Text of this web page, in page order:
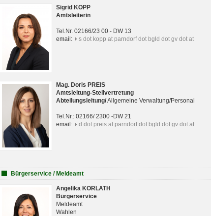
Sigrid KOPP
Amtsleiterin
Tel.Nr. 02166/23 00 - DW 13
email:
s dot kopp at parndorf dot bgld dot gv dot at
Mag. Doris PREIS
Amtsleitung-Stellvertretung
Abteilungsleitung/Allgemeine Verwaltung/Personal
Tel.Nr.: 02166/ 2300 -DW 21
email:
d dot preis at parndorf dot bgld dot gv dot at
Bürgerservice / Meldeamt
Angelika KORLATH
Bürgerservice
Meldeamt
Wahlen